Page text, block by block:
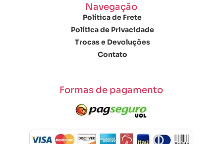
Navegação
Política de Frete
Política de Privacidade
Trocas e Devoluções
Contato
Formas de pagamento